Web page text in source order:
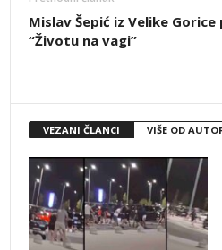
Mislav Šepić iz Velike
“Životu na vagi”
VEZANI ČLANCI VIŠE OD